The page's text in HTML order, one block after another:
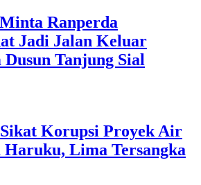
Ranperda
Jadi Jalan Keluar
Dusun Tanjung Sial
Korupsi Proyek Air
Lima Tersangka